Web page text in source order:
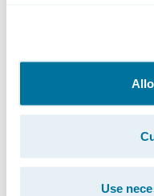
Use
assureurs de
ainsi, prendre
et en toute
principales
DataHub 9 et